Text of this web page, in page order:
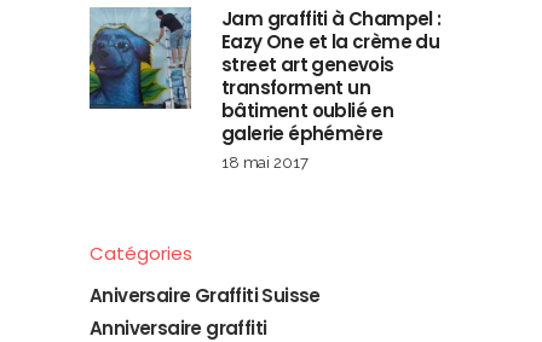
Jam graffiti à Champel :
Eazy One et la crème du
street art genevois
transforment un
bâtiment oublié en
galerie éphémère
18 mai 2017
Catégories
Aniversaire Graffiti Suisse
Anniversaire graffiti